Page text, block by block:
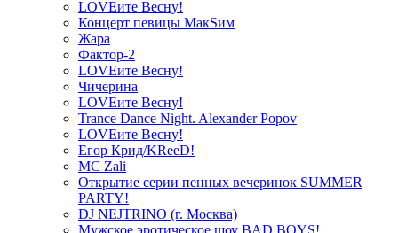
LOVEите Весну!
Концерт певицы МакSим
Жара
Фактор-2
LOVEите Весну!
Чичерина
LOVEите Весну!
Trance Dance Night. Alexander Popov
LOVEите Весну!
Егор Крид/KReeD!
MC Zali
Открытие серии пенных вечеринок SUMMER
PARTY!
DJ NEJTRINO (г. Москва)
Мужское эротическое шоу BAD BOYS!